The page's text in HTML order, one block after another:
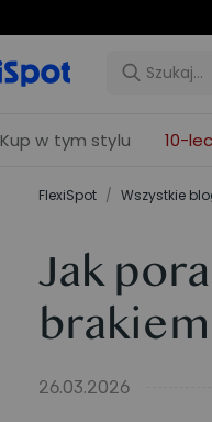
Kup w tym stylu 10-
FlexiSpot / Wszystkie
Jak
26.03.2026